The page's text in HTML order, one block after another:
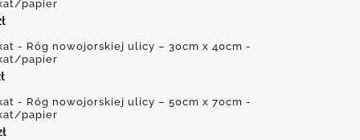
papier
- Róg nowojorskiej ulicy – 30cm x 40cm -
papier
- Róg nowojorskiej ulicy – 50cm x 70cm -
papier